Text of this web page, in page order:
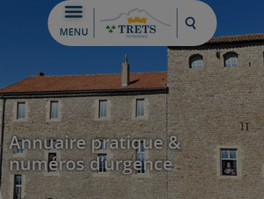
MENU
Moteur de
Annuaire pratique &
numéros d’urgence